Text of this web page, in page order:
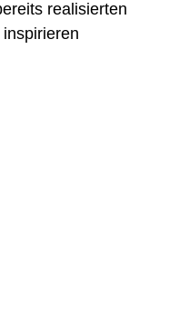
realisierten